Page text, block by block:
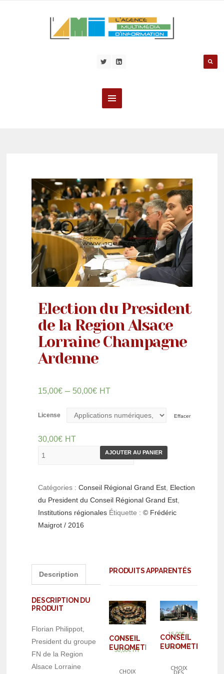
Election du President
de la Region Alsace
Lorraine Champagne
Ardenne
15,00€ – 50,00€ HT
License Effacer
30,00€ HT
AJOUTER AU PANIER
Catégories :Conseil Régional Grand Est, Election
du President du Conseil Régional Grand Est,
Institutions régionales Étiquette :© Frédéric
Maigrot / 2016
Description
DESCRIPTION DU
PRODUIT
Florian Philippot,
President du groupe
FN de la Region
Alsace Lorraine
PRODUITS APPARENTÉS
CONSEIL
EUROMETROPOLE
15,00€–
50,00€ HT
CHOIX
CONSEIL
15,00€–
50,00€ HT
CHOIX
DES